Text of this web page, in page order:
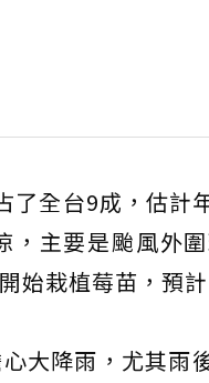
了全台9成，估計
主要是颱風外
始栽植莓苗，預
大降雨，尤其雨